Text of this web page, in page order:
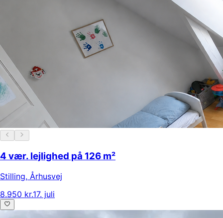
4 vær. lejlighed på 126 m²
Stilling, Århusvej
8.950 kr.17. juli